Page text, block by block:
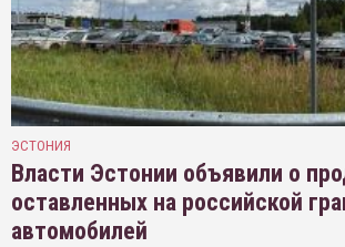
ЭСТОНИЯ
Власти Эстонии объявили о
оставленных на российской
автомобилей